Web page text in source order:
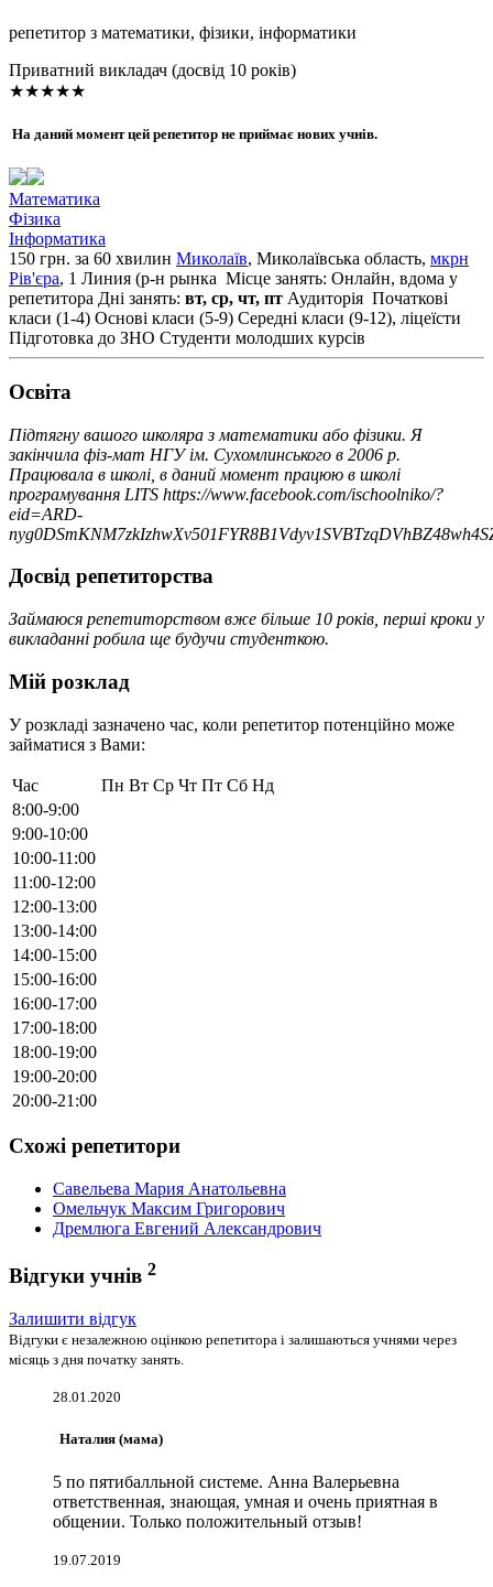
репетитор з математики, фізики, інформатики
Приватний викладач (досвід 10 років)
★★★★★
На даний момент цей репетитор не приймає нових учнів.
Математика
Фізика
Інформатика
150 грн. за 60 хвилин Миколаїв, Миколаївська область, мкрн
Рів'єра, 1 Линия (р-н рынка Місце занять: Онлайн, вдома у
репетитора Дні занять: вт, ср, чт, пт Аудиторія Початкові
класи (1-4) Основі класи (5-9) Середні класи (9-12), ліцеїсти
Підготовка до ЗНО Студенти молодших курсів
Освiта
Підтягну вашого школяра з математики або фізики. Я
закінчила фіз-мат НГУ ім. Сухомлинського в 2006 р.
Працювала в школі, в даний момент працюю в школі
програмування LITS https://www.facebook.com/ischoolniko/?
eid=ARD-
Досвід репетиторства
Займаюся репетиторством вже більше 10 років, перші кроки у
викладанні робила ще будучи студенткою.
Мій розклад
У розкладі зазначено час, коли репетитор потенційно може
займатися з Вами:
Час Пн Вт Ср Чт Пт Сб Нд
8:00-9:00
9:00-10:00
10:00-11:00
11:00-12:00
12:00-13:00
13:00-14:00
14:00-15:00
15:00-16:00
16:00-17:00
17:00-18:00
18:00-19:00
19:00-20:00
20:00-21:00
Схожі репетитори
Савельева Мария Анатольевна
Омельчук Максим Григорович
Дремлюга Евгений Александрович
Відгуки учнів 2
Залишити відгук
Відгуки є незалежною оцінкою репетитора і залишаються учнями через
місяць з дня початку занять.
28.01.2020
Наталия (мама)
5 по пятибалльной системе. Анна Валерьевна
ответственная, знающая, умная и очень приятная в
общении. Только положительный отзыв!
19.07.2019